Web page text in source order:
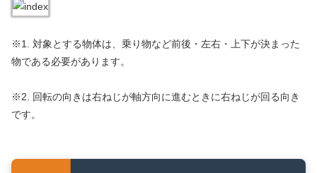
※1. 対象とする物体は、乗り物など前後・左右・上下が決まった
物である必要があります。
※2. 回転の向きは右ねじが軸方向に進むときに右ねじが回る向き
です。